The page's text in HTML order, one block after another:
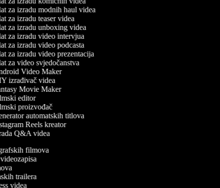
za izradu modnih haul videa
za izradu teaser videa
za izradu unboxing videa
za izradu video intervjua
za izradu video podcasta
za izradu video prezentacija
za video svjedočanstva
Video Maker
izrađivač videa
Movie Maker
editor
proizvođač
automatskih titlova
Reels kreator
Q&A videa
filmova
trailera
videa